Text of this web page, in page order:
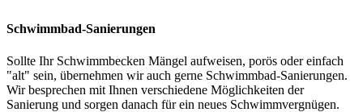
Schwimmbad-Sanierungen
Sollte Ihr Schwimmbecken Mängel aufweisen, porös oder einfach
"alt" sein, übernehmen wir auch gerne Schwimmbad-Sanierungen.
Wir besprechen mit Ihnen verschiedene Möglichkeiten der
Sanierung und sorgen danach für ein neues Schwimmvergnügen.